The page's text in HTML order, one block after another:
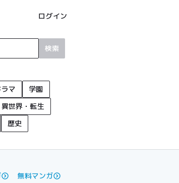
ログイン
検索
マ
学園
異世界・転生
歴史
無料マンガ